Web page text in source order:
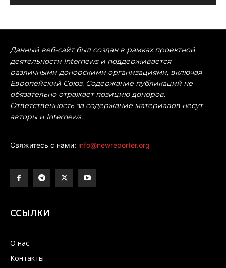
Данный веб-сайт был создан в рамках проектной
деятельности Internews и поддерживается
различными донорскими организациями, включая
Европейский Союз. Содержание публикаций не
обязательно отражает позицию доноров.
Ответственность за содержание материалов несут
авторы и Internews.
Свяжитесь с нами: info@newreporter.org
ССЫЛКИ
О нас
Контакты